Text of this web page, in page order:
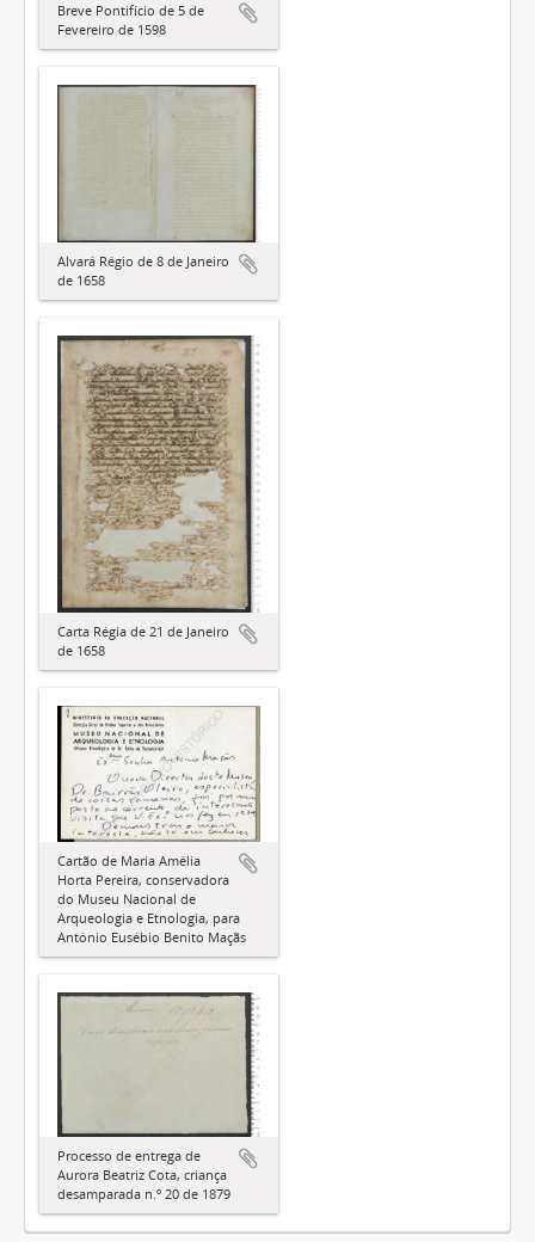
Breve Pontifício de 5 de
Fevereiro de 1598
Alvará Régio de 8 de Janeiro
de 1658
Carta Régia de 21 de Janeiro
de 1658
Cartão de Maria Amélia
Horta Pereira, conservadora
do Museu Nacional de
Arqueologia e Etnologia, para
António Eusébio Benito Maçãs
Processo de entrega de
Aurora Beatriz Cota, criança
desamparada n.º 20 de 1879